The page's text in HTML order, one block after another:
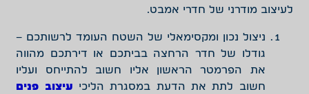
לעיצוב מודרני של חדרי אמבט.
ניצול נכון ומקסימאלי של השטח העומד לרשותכם –
גודלו של חדר הרחצה בביתכם או דירתכם מהווה
את הפרמטר הראשון אליו חשוב להתייחס ועליו
חשוב לתת את הדעת במסגרת הליכי עיצוב פנים